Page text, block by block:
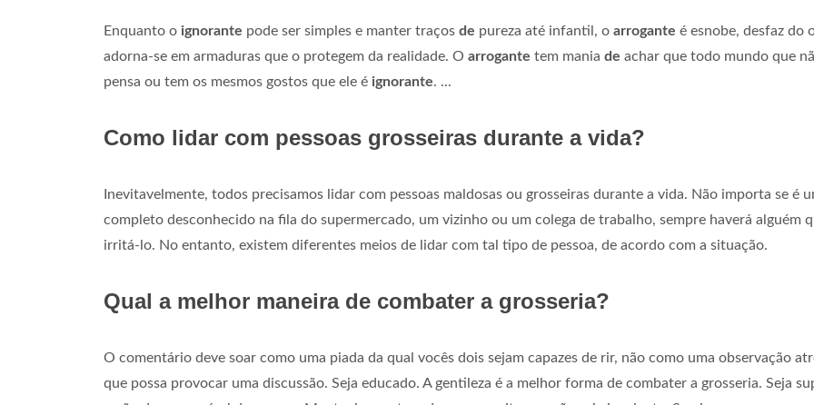
Enquanto o ignorante pode ser simples e manter traços de pureza até infantil, o arrogante é esnobe, desfaz do
adorna-se em armaduras que o protegem da realidade. O arrogante tem mania de achar que todo mundo que
pensa ou tem os mesmos gostos que ele é ignorante. ...
Como lidar com pessoas grosseiras durante a vida?
Inevitavelmente, todos precisamos lidar com pessoas maldosas ou grosseiras durante a vida. Não importa se é
completo desconhecido na fila do supermercado, um vizinho ou um colega de trabalho, sempre haverá alguém
irritá-lo. No entanto, existem diferentes meios de lidar com tal tipo de pessoa, de acordo com a situação.
Qual a melhor maneira de combater a grosseria?
O comentário deve soar como uma piada da qual vocês dois sejam capazes de rir, não como uma observação
que possa provocar uma discussão. Seja educado. A gentileza é a melhor forma de combater a grosseria. Seja